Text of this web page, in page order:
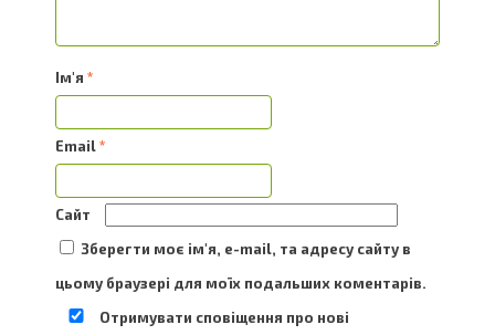
Ім'я *
Email*
Сайт
Зберегти моє ім'я, e-mail, та адресу сайту в
цьому браузері для моїх подальших коментарів.
Отримувати сповіщення про нові